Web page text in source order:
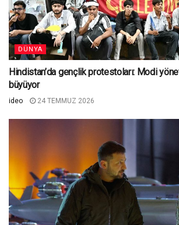
DÜNYA
Hindistan’da gençlik protestoları: Modi
büyüyor
ideo 24 TEMMUZ 2026